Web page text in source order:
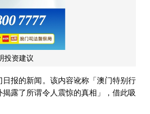
投资建议
报的新闻。该内容讹称「澳门特别行
露了所谓令人震惊的真相」，借此吸